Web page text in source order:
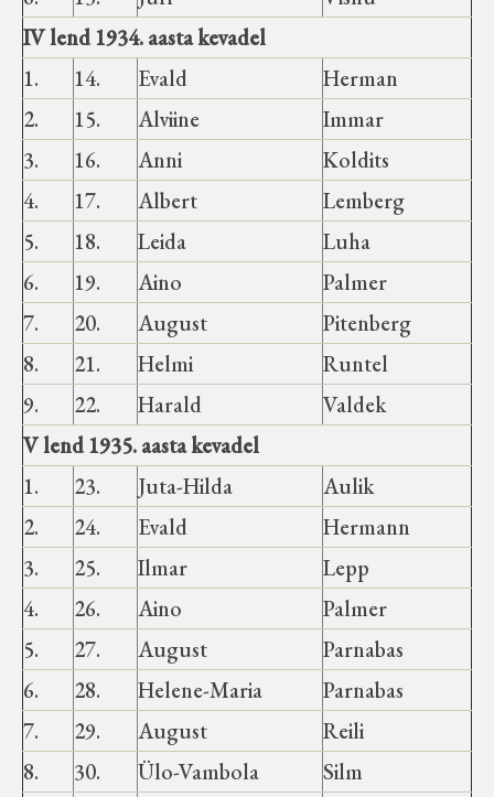
IV lend 1934. aasta kevadel
1.
14. Evald
Herman
2.
15. Alviine
Immar
3.
16. Anni
Koldits
4.
17. Albert
Lemberg
5.
18. Leida
Luha
6.
19. Aino
Palmer
7.
20. August
Pitenberg
8.
21. Helmi
Runtel
9.
22. Harald
Valdek
V lend 1935. aasta kevadel
1.
23. Juta-Hilda
Aulik
2.
24. Evald
Hermann
3.
25. Ilmar
Lepp
4.
26. Aino
Palmer
5.
27. August
Parnabas
6.
28. Helene-Maria
Parnabas
7.
29. August
Reili
8.
30. Ülo-Vambola
Silm